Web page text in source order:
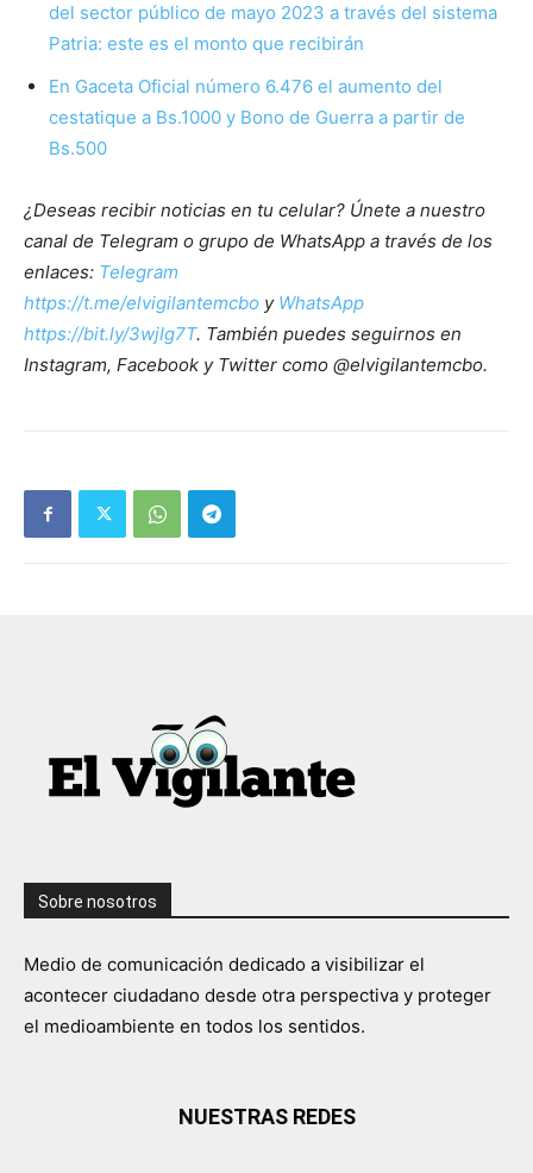
del sector público de mayo 2023 a través del sistema
Patria: este es el monto que recibirán
En Gaceta Oficial número 6.476 el aumento del
cestatique a Bs.1000 y Bono de Guerra a partir de
Bs.500
¿Deseas recibir noticias en tu celular? Únete a nuestro
canal de Telegram o grupo de WhatsApp a través de los
enlaces: Telegram
https://t.me/elvigilantemcbo y WhatsApp
https://bit.ly/3wjIg7T. También puedes seguirnos en
Instagram, Facebook y Twitter como @elvigilantemcbo.
Sobre nosotros
Medio de comunicación dedicado a visibilizar el
acontecer ciudadano desde otra perspectiva y proteger
el medioambiente en todos los sentidos.
NUESTRAS REDES